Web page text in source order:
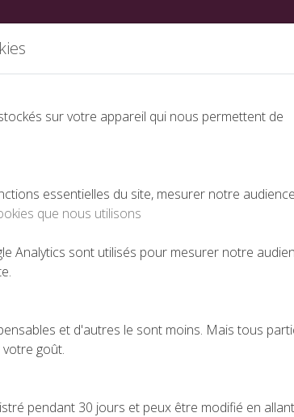
Bruno Le Maire et Monsieur Alain Griset
MONSIEUR BRUNO LE MAIRE ET
Monsieur Bruno LE MAIRE et Monsieur le
et moyennes entreprises, Monsieur Alain
sur votre appareil qui nous permettent de
essentielles du site, mesurer notre
que nous utilisons
Analytics sont utilisés pour mesurer notre
et d'autres le sont moins. Mais tous
goût.
pendant 30 jours et peux être modifié en